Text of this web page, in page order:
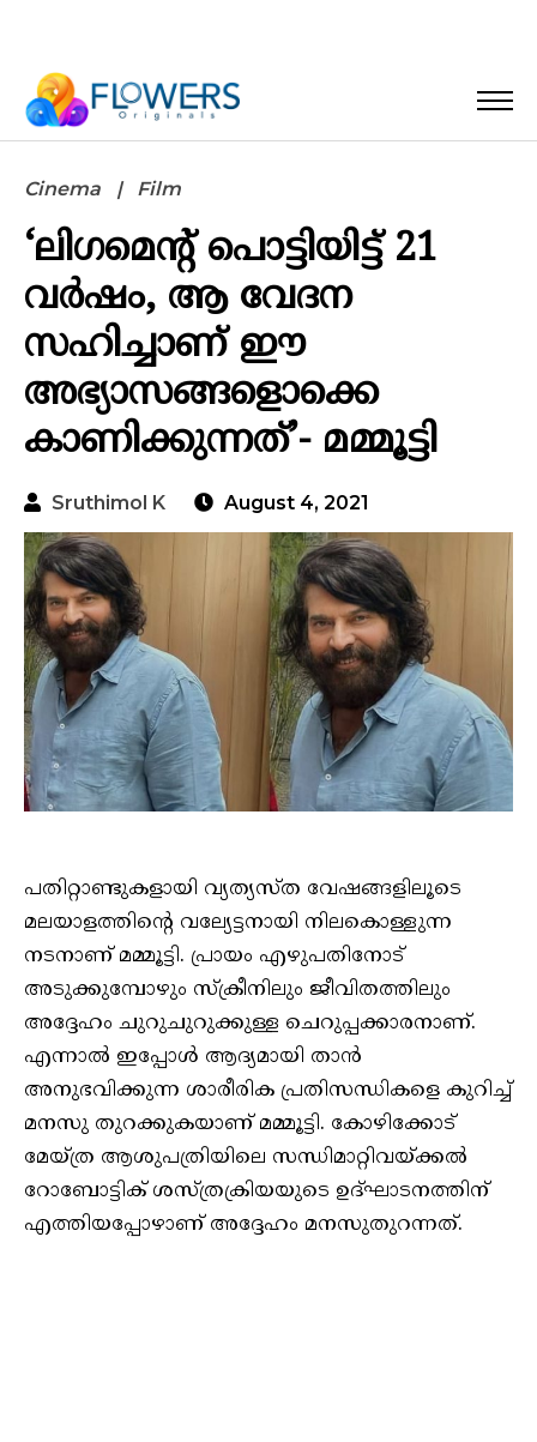
Cinema Film
‘ലിഗമെന്റ് പൊട്ടിയിട്ട് 21
വർഷം, ആ വേദന
സഹിച്ചാണ് ഈ
അഭ്യാസങ്ങളൊക്കെ
കാണിക്കുന്നത്’- മമ്മൂട്ടി
Sruthimol K August 4, 2021
പതിറ്റാണ്ടുകളായി വ്യത്യസ്ത വേഷങ്ങളിലൂടെ
മലയാളത്തിന്റെ വല്യേട്ടനായി നിലകൊള്ളുന്ന
നടനാണ് മമ്മൂട്ടി. പ്രായം എഴുപതിനോട്
അടുക്കുമ്പോഴും സ്ക്രീനിലും ജീവിതത്തിലും
അദ്ദേഹം ചുറുചുറുക്കുള്ള ചെറുപ്പക്കാരനാണ്.
എന്നാൽ ഇപ്പോൾ ആദ്യമായി താൻ
അനുഭവിക്കുന്ന ശാരീരിക പ്രതിസന്ധികളെ കുറിച്ച്
മനസു തുറക്കുകയാണ് മമ്മൂട്ടി. കോഴിക്കോട്
മേയ്ത്ര ആശുപത്രിയിലെ സന്ധിമാറ്റിവയ്‌ക്കൽ
റോബോട്ടിക് ശസ്ത്രക്രിയയുടെ ഉദ്‌ഘാടനത്തിന്
എത്തിയപ്പോഴാണ് അദ്ദേഹം മനസുതുറന്നത്‌.